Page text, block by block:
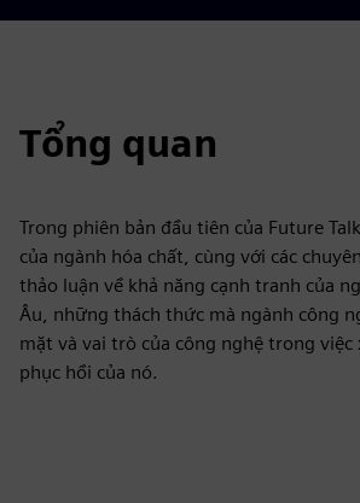
Tổng quan
Trong phiên bản đầu tiên của Future
của ngành hóa chất, cùng với các
thảo luận về khả năng cạnh tranh của
Âu, những thách thức mà ngành công
mặt và vai trò của công nghệ trong việc
phục hồi của nó.